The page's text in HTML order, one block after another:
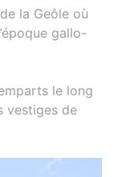
la Geôle où
gallo-
le long
vestiges de